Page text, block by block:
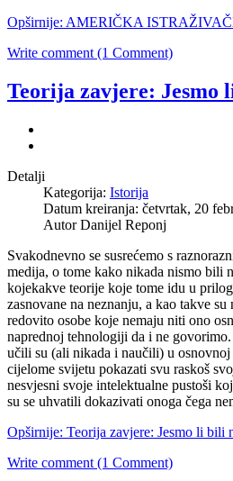
Opširnije: AMERIČKA
Write comment (1 Comment)
Teorija zavjere: Jesmo
Detalji
Kategorija: Istorija
Datum kreiranja: četvrtak, 20
Autor Danijel Reponj
Svakodnevno se susrećemo s
medija, o tome kako nikada nismo bili
kojekakve teorije koje tome idu u
zasnovane na neznanju, a kao takve
redovito osobe koje nemaju niti ono
naprednoj tehnologiji da i ne
učili su (ali nikada i naučili) u
cijelome svijetu pokazati svu raskoš
nesvjesni svoje intelektualne pustoši
su se uhvatili dokazivati onoga čega
Opširnije: Teorija zavjere: Jesmo li bili
Write comment (1 Comment)